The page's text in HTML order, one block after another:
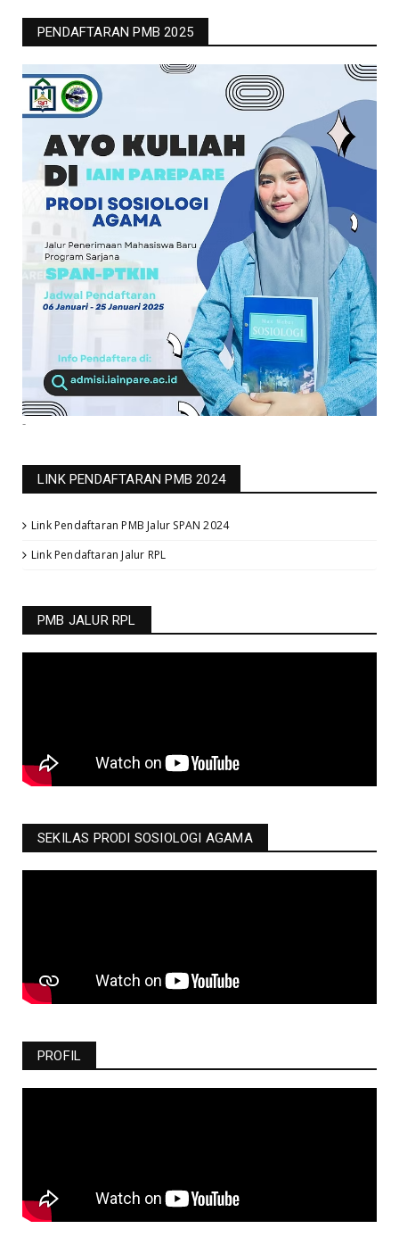
PENDAFTARAN PMB 2025
-
LINK PENDAFTARAN PMB 2024
Link Pendaftaran PMB Jalur SPAN 2024
Link Pendaftaran Jalur RPL
PMB JALUR RPL
SEKILAS PRODI SOSIOLOGI AGAMA
PROFIL